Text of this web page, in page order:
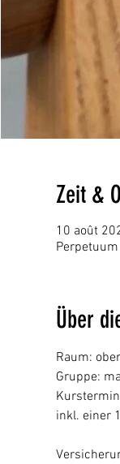
Zeit &
10 août
Über
Raum:
Gruppe:
inkl. einer